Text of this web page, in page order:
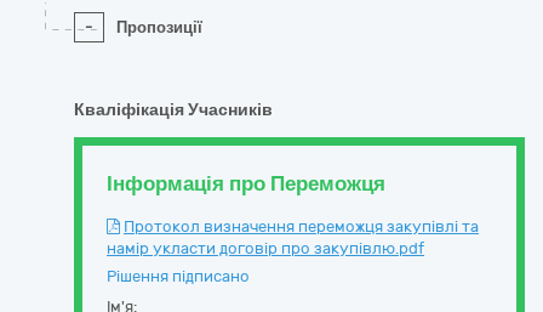
- Пропозиції
Кваліфікація Учасників
Інформація про Переможця
Протокол визначення переможця закупівлі та
намір укласти договір про закупівлю.pdf
Рішення підписано
Ім'я: